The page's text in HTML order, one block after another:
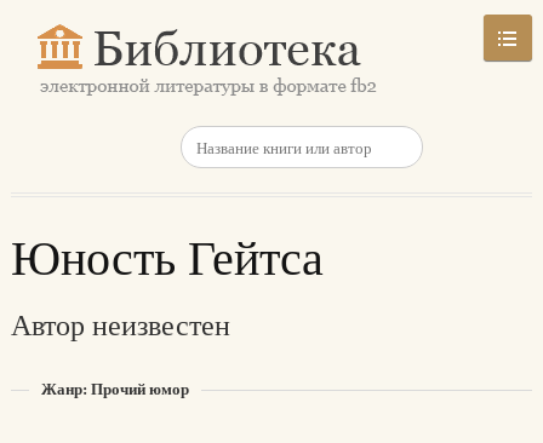
Юность Гейтса
Автор неизвестен
Жанр: Прочий юмор